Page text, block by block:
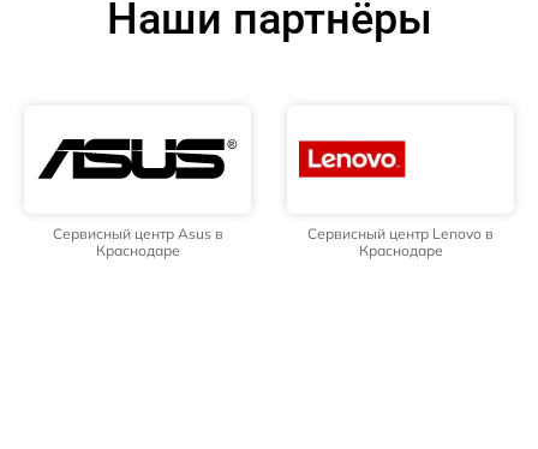
Наши партнёры
Сервисный центр Asus в
Краснодаре
Сервисный центр Lenovo в
Краснодаре